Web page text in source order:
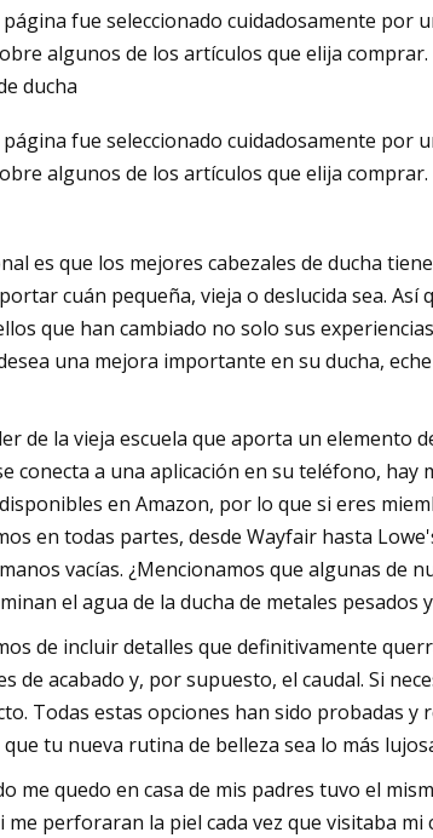
May 26, 2023
Cocoa Joes en York recibió un 'one'
fue seleccionado cuidadosamente por
algunos de los artículos que elija
ducha
fue seleccionado cuidadosamente por
algunos de los artículos que elija comprar.
es que los mejores cabezales de ducha
cuán pequeña, vieja o deslucida sea.
que han cambiado no solo sus
una mejora importante en su ducha,
de la vieja escuela que aporta un elemento
conecta a una aplicación en su teléfono, hay
en Amazon, por lo que si eres
en todas partes, desde Wayfair hasta
vacías. ¿Mencionamos que algunas de
el agua de la ducha de metales pesados
de incluir detalles que definitivamente
de acabado y, por supuesto, el caudal. Si
Todas estas opciones han sido probadas
tu nueva rutina de belleza sea lo más
me quedo en casa de mis padres tuvo el
me perforaran la piel cada vez que visitaba